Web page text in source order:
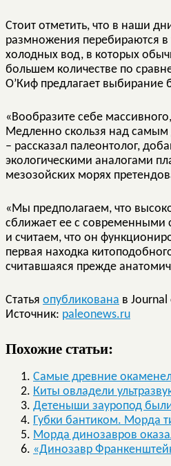
Стоит отметить, что в наши
размножения перебираются
холодных вод, в которых
большем количестве по
О’Киф предлагает выбирание
«Вообразите себе
Медленно скользя над самым
– рассказал палеонтолог,
экологическими аналогами
мезозойских морях
«Мы предполагаем, что
сближает ее с современными
и считаем, что он
первая находка
считавшаяся прежде
Статья опубликована в
Источник: paleonews.ru
Похожие статьи:
Самые древние
Киты овладели
Детеныши зауропод
Губки бантиком. Морда
Морда динозавров
«Динозавр